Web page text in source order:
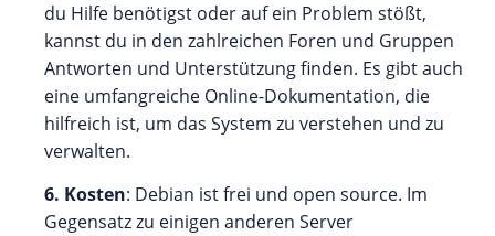
du Hilfe benötigst oder auf ein Problem stößt,
kannst du in den zahlreichen Foren und Gruppen
Antworten und Unterstützung finden. Es gibt auch
eine umfangreiche Online-Dokumentation, die
hilfreich ist, um das System zu verstehen und zu
verwalten.
6. Kosten: Debian ist frei und open source. Im
Gegensatz zu einigen anderen Server